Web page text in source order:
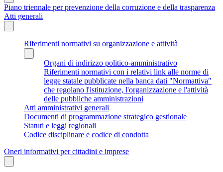
Piano triennale per prevenzione della corruzione e della trasparenza
Atti generali
Riferimenti normativi su organizzazione e attività
Organi di indirizzo politico-amministrativo
Riferimenti normativi con i relativi link alle norme di
legge statale pubblicate nella banca dati "Normattiva"
che regolano l'istituzione, l'organizzazione e l'attività
delle pubbliche amministrazioni
Atti amministrativi generali
Documenti di programmazione strategico gestionale
Statuti e leggi regionali
Codice disciplinare e codice di condotta
Oneri informativi per cittadini e imprese